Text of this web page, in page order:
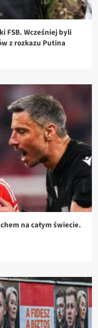
FSB. Wcześniej byli
z rozkazu Putina
na całym świecie.